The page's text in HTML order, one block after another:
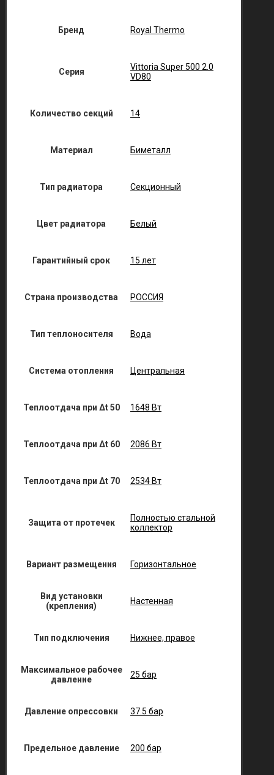
Бренд Royal Thermo
Серия
Vittoria Super 500 2.0
VD80
Количество секций 14
Материал Биметалл
Тип радиатора Секционный
Цвет радиатора Белый
Гарантийный срок 15 лет
Страна производства РОССИЯ
Тип теплоносителя Вода
Система отопления Центральная
Теплоотдача при Δt 50 1648 Вт
Теплоотдача при Δt 60 2086 Вт
Теплоотдача при Δt 70 2534 Вт
Защита от протечек
Полностью стальной
коллектор
Вариант размещения Горизонтальное
Вид установки
(крепления)
Настенная
Тип подключения Нижнее, правое
Максимальное рабочее
давление
25 бар
Давление опрессовки 37.5 бар
Предельное давление 200 бар